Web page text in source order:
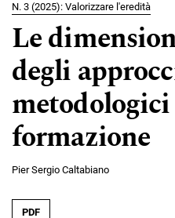
N. 3 (2025): Valorizzare l'eredità
Le
degli
formazione
Pier Sergio Caltabiano
PDF